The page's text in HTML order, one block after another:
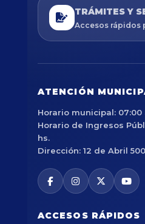
TRÁMITES Y
Accesos rápidos
ATENCIÓN
Horario municipal: 07:00
Horario de Ingresos
hs.
Dirección: 12 de Abril
ACCESOS RÁPIDOS